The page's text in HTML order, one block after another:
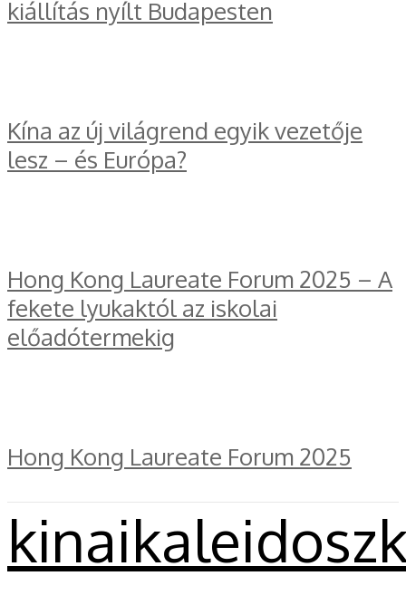
kiállítás nyílt Budapesten
Kína az új világrend egyik vezetője
lesz – és Európa?
Hong Kong Laureate Forum 2025 – A
fekete lyukaktól az iskolai
előadótermekig
Hong Kong Laureate Forum 2025